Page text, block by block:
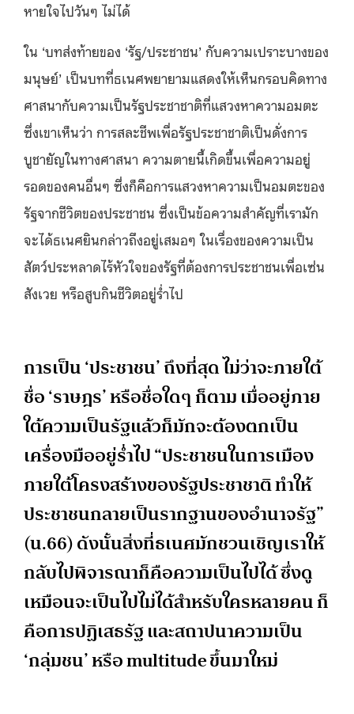
หายใจไปวันๆ ไม่ได้
ใน ‘บทส่งท้ายของ ‘รัฐ/ประชาชน’ กับความเปราะบางของ
มนุษย์’ เป็นบทที่ธเนศพยายามแสดงให้เห็นกรอบคิดทาง
ศาสนากับความเป็นรัฐประชาชาติที่แสวงหาความอมตะ
ซึ่งเขาเห็นว่า การสละชีพเพื่อรัฐประชาชาติเป็นดั่งการ
บูชายัญในทางศาสนา ความตายนี้เกิดขึ้นเพื่อความอยู่
รอดของคนอื่นๆ ซึ่งก็คือการแสวงหาความเป็นอมตะของ
รัฐจากชีวิตของประชาชน ซึ่งเป็นข้อความสำคัญที่เรามัก
จะได้ธเนศยินกล่าวถึงอยู่เสมอๆ ในเรื่องของความเป็น
สัตว์ประหลาดไร้หัวใจของรัฐที่ต้องการประชาชนเพื่อเซ่น
สังเวย หรือสูบกินชีวิตอยู่ร่ำไป
การเป็น ‘ประชาชน’ ถึงที่สุด ไม่ว่าจะภายใต้
ชื่อ ‘ราษฎร’ หรือชื่อใดๆ ก็ตาม เมื่ออยู่ภาย
ใต้ความเป็นรัฐแล้วก็มักจะต้องตกเป็น
เครื่องมืออยู่ร่ำไป “ประชาชนในการเมือง
ภายใต้โครงสร้างของรัฐประชาชาติ ทำให้
ประชาชนกลายเป็นรากฐานของอำนาจรัฐ”
(น.66) ดังนั้นสิ่งที่ธเนศมักชวนเชิญเราให้
กลับไปพิจารณาก็คือความเป็นไปได้ ซึ่งดู
เหมือนจะเป็นไปไม่ได้สำหรับใครหลายคน ก็
คือการปฏิเสธรัฐ และสถาปนาความเป็น
‘กลุ่มชน’ หรือ multitude ขึ้นมาใหม่